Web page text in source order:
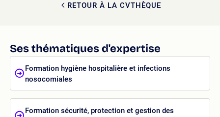
RETOUR À LA CVTHÈQUE
Ses thématiques d'expertise
Formation hygiène hospitalière et infections
nosocomiales
Formation sécurité, protection et gestion des